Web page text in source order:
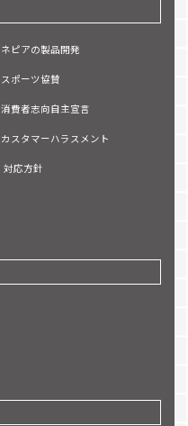
ネピアの製品開発
スポーツ協賛
消費者志向自主宣言
カスタマーハラスメント
対応方針